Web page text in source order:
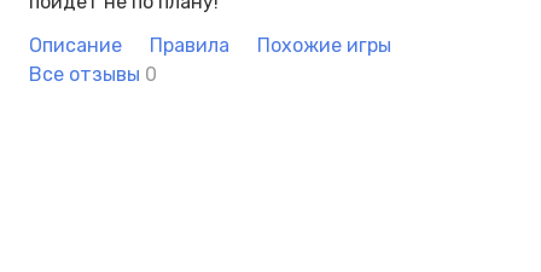
Описание
Правила
Похожие игры
Все отзывы 0